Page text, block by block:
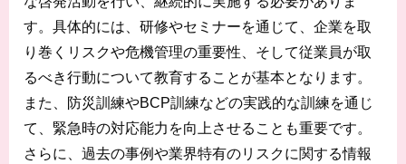
す。具体的には、研修やセミナーを通じて、企業を取
り巻くリスクや危機管理の重要性、そして従業員が取
るべき行動について教育することが基本となります。
また、防災訓練やBCP訓練などの実践的な訓練を通じ
て、緊急時の対応能力を向上させることも重要です。
さらに、過去の事例や業界特有のリスクに関する情報